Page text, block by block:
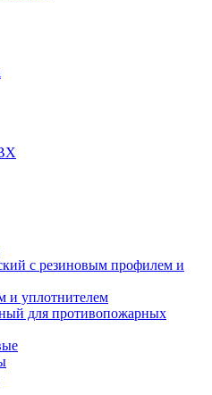
с резиновым профилем и
и уплотнителем
для противопожарных